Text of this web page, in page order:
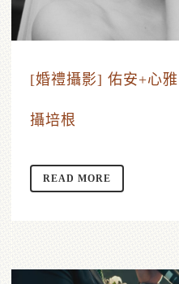
[婚禮攝影] 佑安+心
攝培根
READ MORE